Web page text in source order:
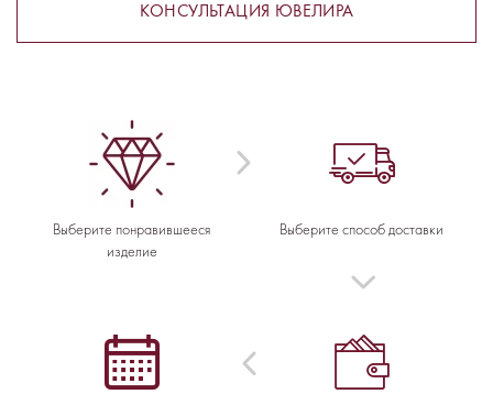
КОНСУЛЬТАЦИЯ ЮВЕЛИРА
Выберите понравившееся
изделие
Выберите способ доставки